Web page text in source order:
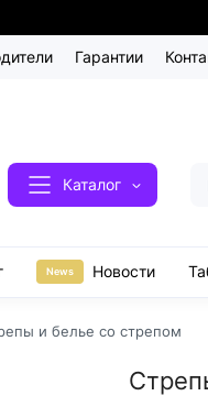
Гарантии
Каталог
News Новости
и белье со стрепом